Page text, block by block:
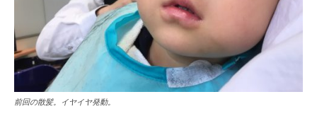
前回の散髪。イヤイヤ発動。